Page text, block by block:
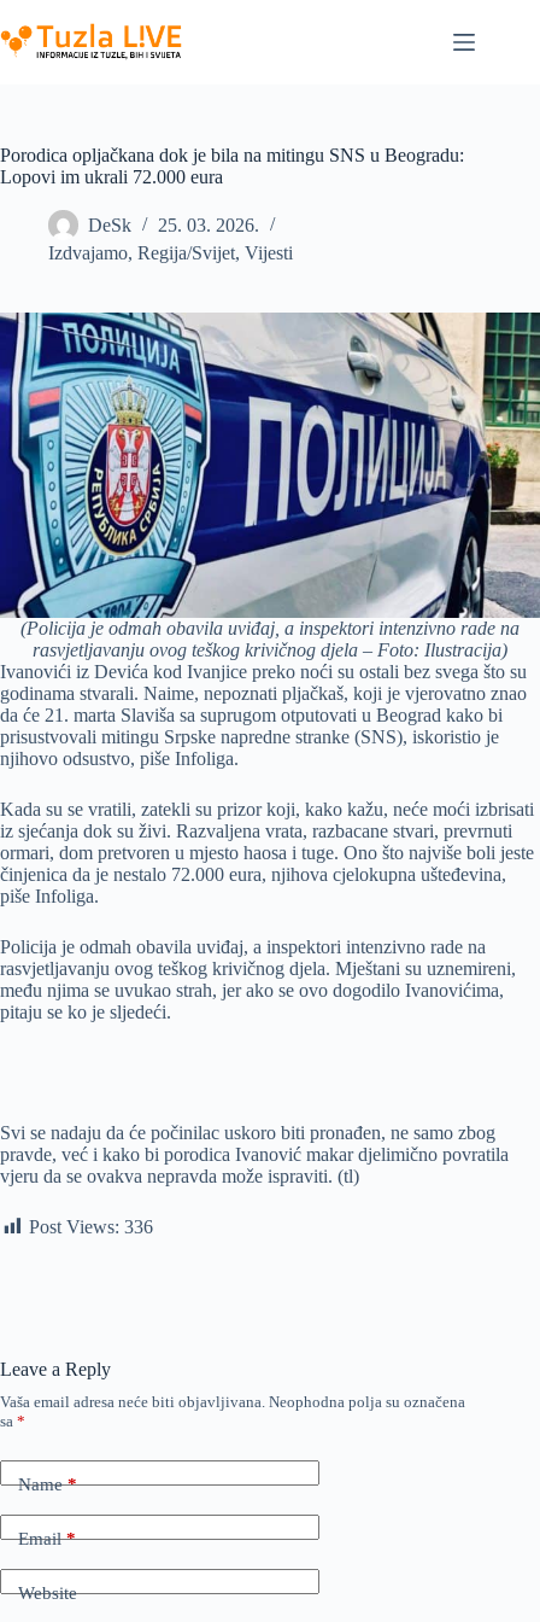
to
content
Porodica opljačkana dok je bila na mitingu SNS u Beogradu:
Lopovi im ukrali 72.000 eura
DeSk
25. 03. 2026.
Izdvajamo, Regija/Svijet, Vijesti
(Policija je odmah obavila uviđaj, a inspektori intenzivno rade na
rasvjetljavanju ovog teškog krivičnog djela – Foto: Ilustracija)
Ivanovići iz Devića kod Ivanjice preko noći su ostali bez svega što su
godinama stvarali. Naime, nepoznati pljačkaš, koji je vjerovatno znao
da će 21. marta Slaviša sa suprugom otputovati u Beograd kako bi
prisustvovali mitingu Srpske napredne stranke (SNS), iskoristio je
njihovo odsustvo, piše Infoliga.
Kada su se vratili, zatekli su prizor koji, kako kažu, neće moći izbrisati
iz sjećanja dok su živi. Razvaljena vrata, razbacane stvari, prevrnuti
ormari, dom pretvoren u mjesto haosa i tuge. Ono što najviše boli jeste
činjenica da je nestalo 72.000 eura, njihova cjelokupna ušteđevina,
piše Infoliga.
Policija je odmah obavila uviđaj, a inspektori intenzivno rade na
rasvjetljavanju ovog teškog krivičnog djela. Mještani su uznemireni,
među njima se uvukao strah, jer ako se ovo dogodilo Ivanovićima,
pitaju se ko je sljedeći.
Svi se nadaju da će počinilac uskoro biti pronađen, ne samo zbog
pravde, već i kako bi porodica Ivanović makar djelimično povratila
vjeru da se ovakva nepravda može ispraviti. (tl)
Post Views: 336
Leave a Reply
Vaša email adresa neće biti objavljivana. Neophodna polja su označena
sa *
Name*
Email*
Website